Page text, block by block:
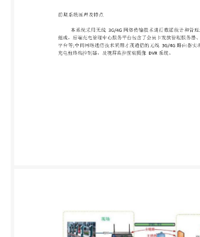
权、余额查询、计费查询等 功能
接口，实现语音交互。用户可根
择 4 种充电模式： 包括按时计费
程，进行电池管理以避免出现过